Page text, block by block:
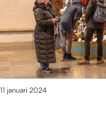
e
k
O
e
k
r
s
a
g
11 januari 2024